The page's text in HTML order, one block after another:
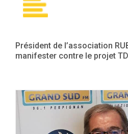
Président de l’association
manifester contre le projet